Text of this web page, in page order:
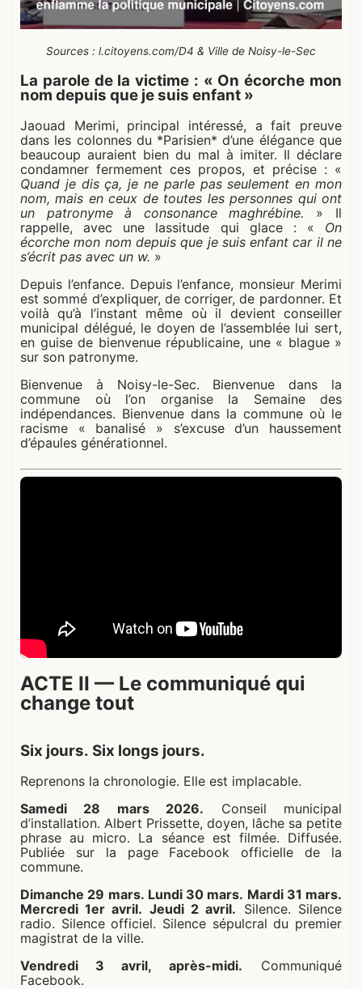
Sources : l.citoyens.com/D4 & Ville de Noisy-le-Sec
La parole de la victime : « On écorche mon
nom depuis que je suis enfant »
Jaouad Merimi, principal intéressé, a fait preuve
dans les colonnes du *Parisien* d’une élégance que
beaucoup auraient bien du mal à imiter. Il déclare
condamner fermement ces propos, et précise : «
Quand je dis ça, je ne parle pas seulement en mon
nom, mais en ceux de toutes les personnes qui ont
un patronyme à consonance maghrébine. » Il
rappelle, avec une lassitude qui glace : « On
écorche mon nom depuis que je suis enfant car il ne
s’écrit pas avec un w. »
Depuis l’enfance. Depuis l’enfance, monsieur Merimi
est sommé d’expliquer, de corriger, de pardonner. Et
voilà qu’à l’instant même où il devient conseiller
municipal délégué, le doyen de l’assemblée lui sert,
en guise de bienvenue républicaine, une « blague »
sur son patronyme.
Bienvenue à Noisy-le-Sec. Bienvenue dans la
commune où l’on organise la Semaine des
indépendances. Bienvenue dans la commune où le
racisme « banalisé » s’excuse d’un haussement
d’épaules générationnel.
ACTE II — Le communiqué qui
change tout
Six jours. Six longs jours.
Reprenons la chronologie. Elle est implacable.
Samedi 28 mars 2026. Conseil municipal
d’installation. Albert Prissette, doyen, lâche sa petite
phrase au micro. La séance est filmée. Diffusée.
Publiée sur la page Facebook officielle de la
commune.
Dimanche 29 mars. Lundi 30 mars. Mardi 31 mars.
Mercredi 1er avril. Jeudi 2 avril. Silence. Silence
radio. Silence officiel. Silence sépulcral du premier
magistrat de la ville.
Vendredi 3 avril, après-midi. Communiqué
Facebook.